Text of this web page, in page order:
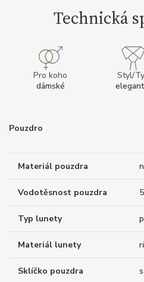
Technická
Pro koho
dámské
Styl/
Pouzdro
Materiál pouzdra
Vodotěsnost pouzdra
Typ lunety
Materiál lunety
Sklíčko pouzdra